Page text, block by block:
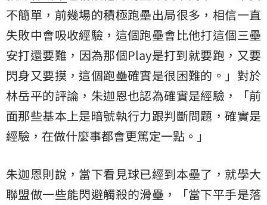
不簡單，前幾場的積極跑壘出局很多，相信一直
失敗中會吸收經驗，這個跑壘會比他打這個三壘
安打還要難，因為那個Play是打到就要跑，又要
閃身又要摸，這個跑壘確實是很困難的。」對於
林岳平的評論，朱迦恩也認為確實是經驗，「前
面那些基本上是暗號執行力跟判斷問題，確實是
經驗，在做什麼事都會更篤定一點。」
朱迦恩則說，當下看見球已經到本壘了，就學大
聯盟做一些能閃避觸殺的滑壘，「當下平手是落